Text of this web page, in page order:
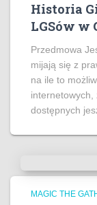
Historia
LGSów w
Przedmowa
mijają się z
na ile to
internetowych,
dostępnych
MAGIC THE